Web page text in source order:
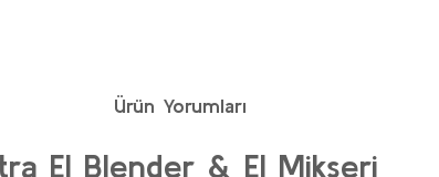
Ürün Yorumları
El Blender & El Mikseri